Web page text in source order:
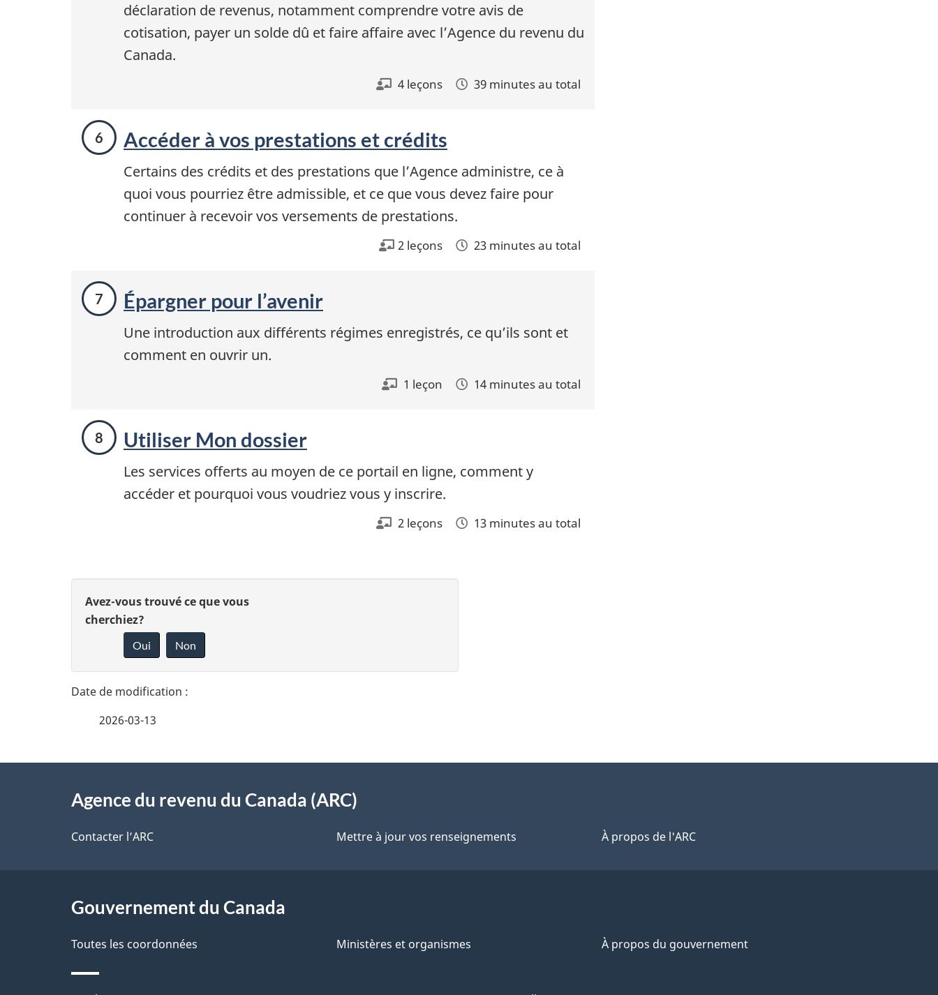
déclaration de revenus, notamment comprendre votre avis de
cotisation, payer un solde dû et faire affaire avec l’Agence du revenu du
Canada.
4 leçons 39 minutes au total
Accéder à vos prestations et crédits
Certains des crédits et des prestations que l’Agence administre, ce à
quoi vous pourriez être admissible, et ce que vous devez faire pour
continuer à recevoir vos versements de prestations.
2 leçons 23 minutes au total
Épargner pour l’avenir
Une introduction aux différents régimes enregistrés, ce qu’ils sont et
comment en ouvrir un.
1 leçon 14 minutes au total
Utiliser Mon dossier
Les services offerts au moyen de ce portail en ligne, comment y
accéder et pourquoi vous voudriez vous y inscrire.
2 leçons 13 minutes au total
D
é
a
l
s
d
a
p
D
n
v
o
r
Avez-vous trouvé ce que vous
cherchiez?
Oui Non
2026-03-13
proposAgence du revenu du Canada (ARC)
Contacter l’ARC Mettre à jour vos renseignements À propos de l'ARC
Gouvernement du Canada
Toutes les coordonnées Ministères et organismes À propos du gouvernement